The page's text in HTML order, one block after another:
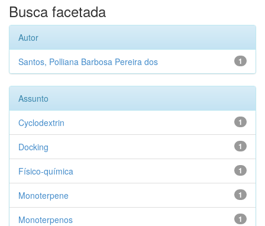
Busca facetada
Autor
1
Santos, Polliana Barbosa Pereira dos
Assunto
1
Cyclodextrin
1
Docking
1
Físico-química
1
Monoterpene
1
Monoterpenos